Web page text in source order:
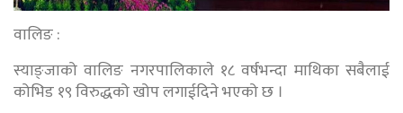
वालिङ :
स्याङ्जाको वालिङ नगरपालिकाले १८ वर्षभन्दा माथिका सबैलाई
कोभिड १९ विरुद्धको खोप लगाईदिने भएको छ ।